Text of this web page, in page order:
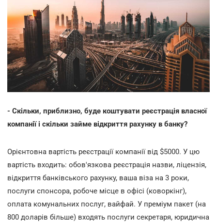
- Скільки, приблизно, буде коштувати реєстрація власної
компанії і скільки займе відкриття рахунку в банку?
Орієнтовна вартість реєстрації компанії від $5000. У цю
вартість входить: обов'язкова реєстрація назви, ліцензія,
відкриття банківського рахунку, ваша віза на 3 роки,
послуги спонсора, робоче місце в офісі (коворкінг),
оплата комунальних послуг, вайфай. У преміум пакет (на
800 доларів більше) входять послуги секретаря, юридична